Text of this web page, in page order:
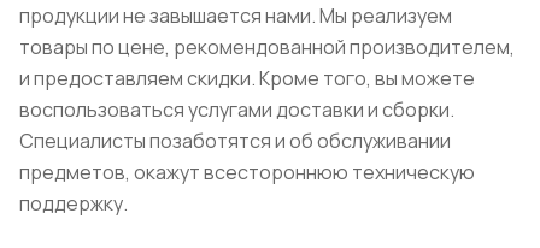
продукции не завышается нами. Мы реализуем
товары по цене, рекомендованной производителем,
и предоставляем скидки. Кроме того, вы можете
воспользоваться услугами доставки и сборки.
Специалисты позаботятся и об обслуживании
предметов, окажут всестороннюю техническую
поддержку.